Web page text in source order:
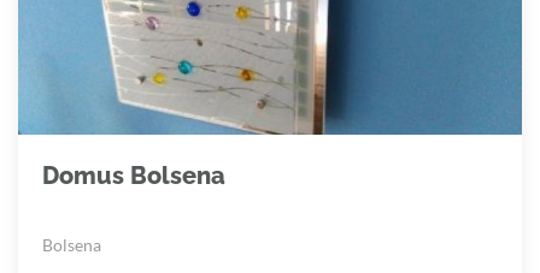
Domus Bolsena
Bolsena